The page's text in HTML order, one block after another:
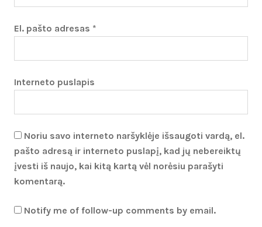
El. pašto adresas *
Interneto puslapis
Noriu savo interneto naršyklėje išsaugoti vardą, el.
pašto adresą ir interneto puslapį, kad jų nebereiktų
įvesti iš naujo, kai kitą kartą vėl norėsiu parašyti
komentarą.
Notify me of follow-up comments by email.